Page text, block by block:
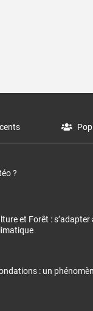
?
et Forêt : s’adapter
: un